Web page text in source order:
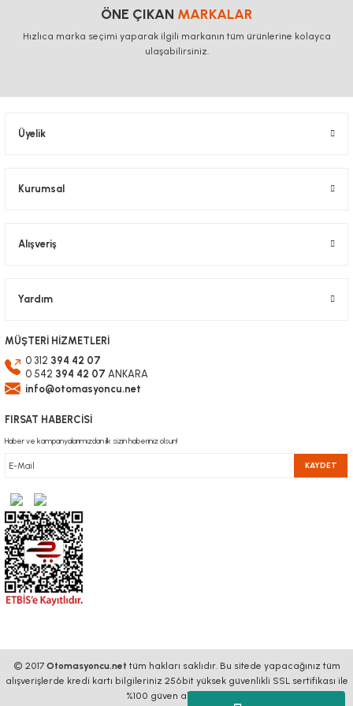
ÖNE ÇIKAN MARKALAR
Hızlıca marka seçimi yaparak ilgili markanın tüm ürünlerine kolayca
ulaşabilirsiniz.
Üyelik
Kurumsal
Alışveriş
Yardım
MÜŞTERİ HİZMETLERİ
0 312 394 42 07
0 542 394 42 07 ANKARA
info@otomasyoncu.net
FIRSAT HABERCİSİ
Haber ve kampanyalarımızdan ilk sizin haberiniz olsun!
KAYDET
© 2017 Otomasyoncu.net tüm hakları saklıdır. Bu sitede yapacağınız tüm
alışverişlerde kredi kartı bilgileriniz 256bit yüksek güvenlikli SSL sertifikası ile
%100 güven altındadır.